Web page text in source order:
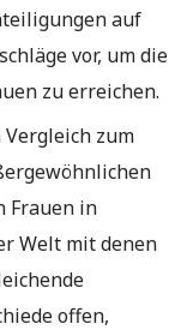
auf
vor, um die
zu erreichen.
Vergleich zum
Frauen in
Welt mit denen
offen,